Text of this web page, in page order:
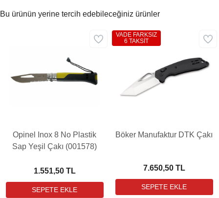
Bu ürünün yerine tercih edebileceğiniz ürünler
Opinel Inox 8 No Plastik
Sap Yeşil Çakı (001578)
1.551,50 TL
Böker Manufaktur DTK Çakı
7.650,50 TL
VADE FARKSIZ
6 TAKSİT